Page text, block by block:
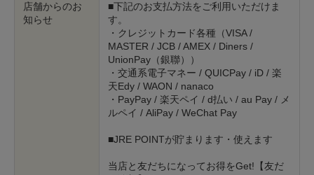
店舗からのお
知らせ
■下記のお支払方法をご利用いただけま
す。
・クレジットカード各種（VISA /
MASTER / JCB / AMEX / Diners /
UnionPay（銀聯））
・交通系電子マネー / QUICPay / iD / 楽
天Edy / WAON / nanaco
・PayPay / 楽天ペイ / d払い / au Pay / メ
ルペイ / AliPay / WeChat Pay
■JRE POINTが貯まります・使えます
当店と友だちになってお得をGet!【友だ